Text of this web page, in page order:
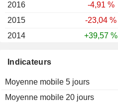
Indicateurs
Moyenne mobile 5 jours
Moyenne mobile 20 jours
2016
-4,91 %
2015
-23,04 %
2014
+39,57 %
2012
2011
-15,42 %
2010
+26,74 %